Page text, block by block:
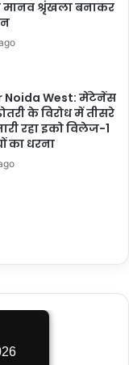
श्रृंखला बनाकर
Noida West: मेंटेनेंस
के विरोध में तीसरे
रहा इको विलेज-1
का धरना